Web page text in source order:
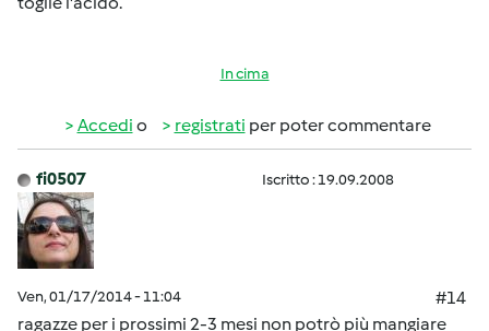
In cima
Accedi o registrati per poter commentare
fi0507 Iscritto : 19.09.2008
Ven, 01/17/2014 - 11:04
#14
ragazze per i prossimi 2-3 mesi non potrò più mangiare